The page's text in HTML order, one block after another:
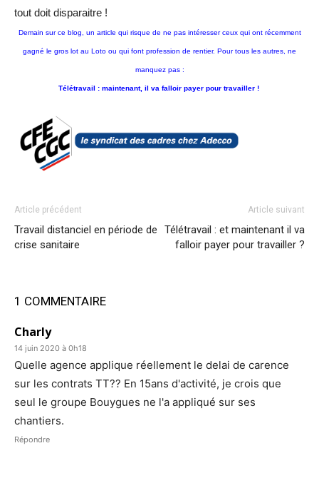
tout doit disparaitre !
Demain sur ce blog, un article qui risque de ne pas intéresser ceux qui ont récemment
gagné le gros lot au Loto ou qui font profession de rentier. Pour tous les autres, ne
manquez pas :
Télétravail : maintenant, il va falloir payer pour travailler !
Article précédent
Travail distanciel en période de
crise sanitaire
Article suivant
Télétravail : et maintenant il va
falloir payer pour travailler ?
1 COMMENTAIRE
Charly
14 juin 2020 à 0h18
Quelle agence applique réellement le delai de carence
sur les contrats TT?? En 15ans d'activité, je crois que
seul le groupe Bouygues ne l'a appliqué sur ses
chantiers.
Répondre